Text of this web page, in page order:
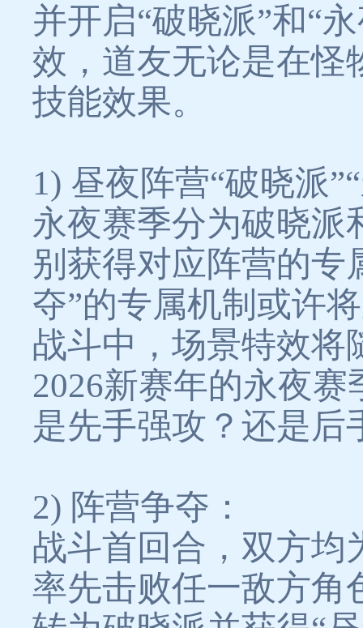
并开启“破晓派”和“
效，道友无论是在怪
技能效果。
1) 昼夜阵营“破晓派
永夜赛季分为破晓派
别获得对应阵营的专
夺”的专属机制或许
战斗中，场景特效将
2026新赛年的永夜
是先手强攻？还是后
2) 阵营争夺：
战斗首回合，双方均
率先击败任一敌方角